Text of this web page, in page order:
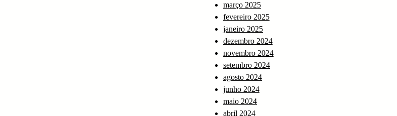
março 2025
fevereiro 2025
janeiro 2025
dezembro 2024
novembro 2024
setembro 2024
agosto 2024
junho 2024
maio 2024
abril 2024